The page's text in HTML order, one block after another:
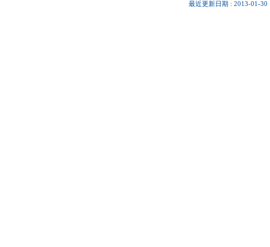
最近更新日期 : 2013-01-30